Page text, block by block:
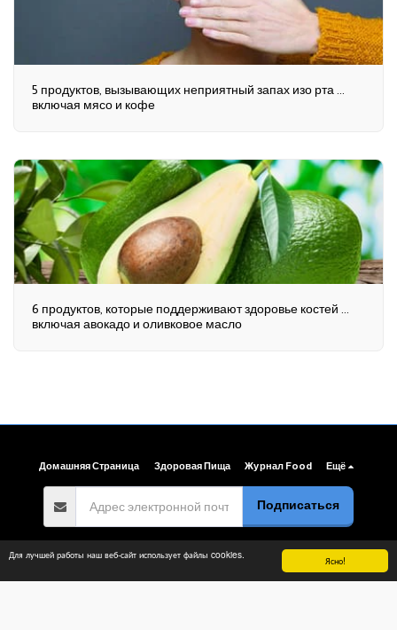
Ясно!
Для лучшей работы наш веб-сайт использует файлы cookies.
5 продуктов, вызывающих неприятный запах изо рта ...
включая мясо и кофе
6 продуктов, которые поддерживают здоровье костей ...
включая авокадо и оливковое масло
Домашняя Страница Здоровая Пища Журнал Food Ещё
Подписаться
Arab Food Gate